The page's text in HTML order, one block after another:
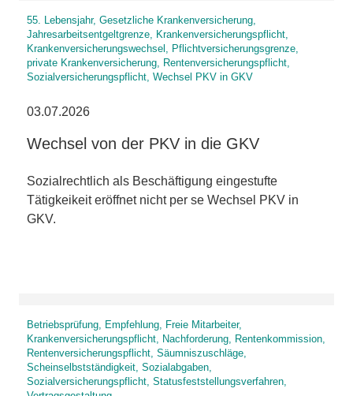
55. Lebensjahr, Gesetzliche Krankenversicherung,
Jahresarbeitsentgeltgrenze, Krankenversicherungspflicht,
Krankenversicherungswechsel, Pflichtversicherungsgrenze,
private Krankenversicherung, Rentenversicherungspflicht,
Sozialversicherungspflicht, Wechsel PKV in GKV
03.07.2026
Wechsel von der PKV in die GKV
Sozialrechtlich als Beschäftigung eingestufte
Tätigkeikeit eröffnet nicht per se Wechsel PKV in
GKV.
Betriebsprüfung, Empfehlung, Freie Mitarbeiter,
Krankenversicherungspflicht, Nachforderung, Rentenkommission,
Rentenversicherungspflicht, Säumniszuschläge,
Scheinselbstständigkeit, Sozialabgaben,
Sozialversicherungspflicht, Statusfeststellungsverfahren,